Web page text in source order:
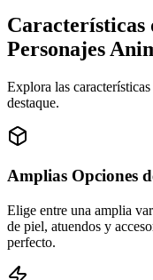
Características
Personajes
Explora las
destaque.
Amplias Opciones
Elige entre una amplia
de piel, atuendos y
perfecto.